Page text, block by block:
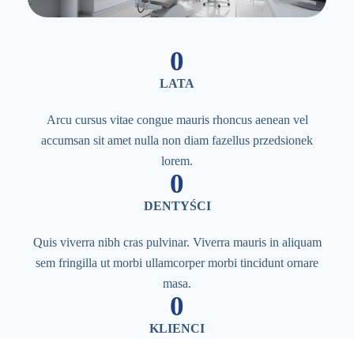
0
LATA
Arcu cursus vitae congue mauris rhoncus aenean vel
accumsan sit amet nulla non diam fazellus przedsionek
lorem.
0
DENTYŚCI
Quis viverra nibh cras pulvinar. Viverra mauris in aliquam
sem fringilla ut morbi ullamcorper morbi tincidunt ornare
masa.
0
KLIENCI